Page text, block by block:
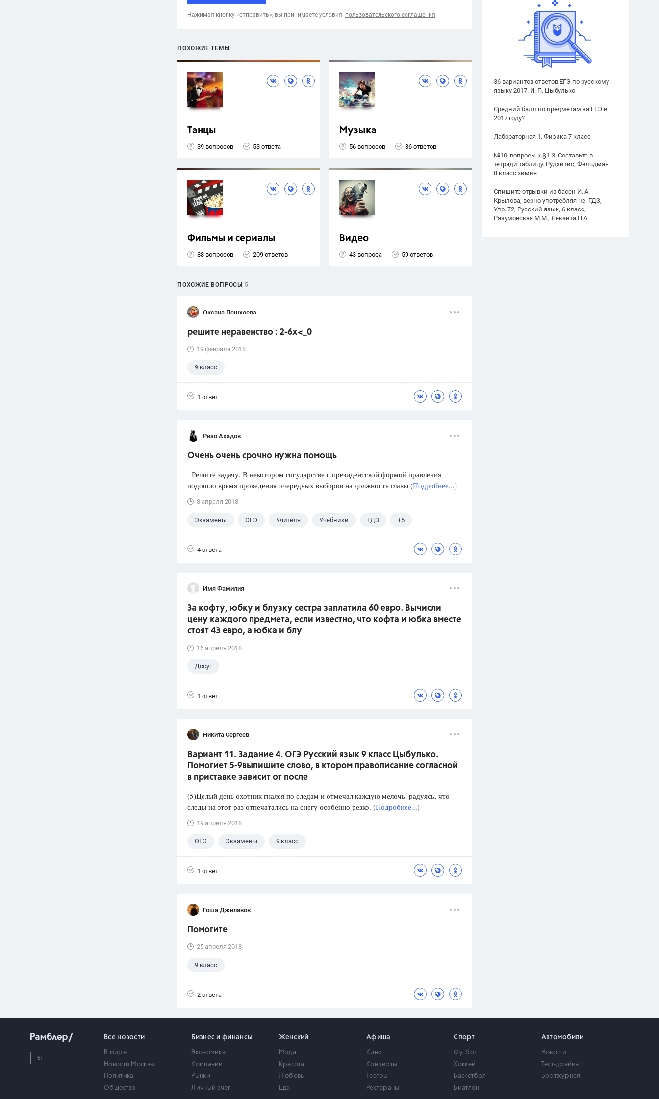
36 вариантов ответов ЕГЭ по русскому
языку 2017. И. П. Цыбулько
Средний балл по предметам за ЕГЭ в
2017 году?
Лабораторная 1. Физика 7 класс
№10. вопросы к §1-3. Составьте в
тетради таблицу. Рудзитис, Фельдман
8 класс химия
Спишите отрывки из басен И. А.
Крылова, верно употребляя не. ГДЗ,
Упр. 72, Русский язык, 6 класс,
Разумовская М.М., Леканта П.А.
Нажимая кнопку «отправить», вы принимаете условия пользовательского соглашения
ПОХОЖИЕ ТЕМЫ
Танцы
39 вопросов 53 ответа
Музыка
56 вопросов 86 ответов
Фильмы и сериалы
88 вопросов 209 ответов
Видео
43 вопроса 59 ответов
ПОХОЖИЕ ВОПРОСЫ 5
Оксана Пешхоева
решите неравенство : 2-6х<_0
19 февраля 2018
9 класс
1 ответ
Ризо Ахадов
Очень очень срочно нужна помощь
Решите задачу. В некотором государстве с президентской формой правления
подошло время проведения очередных выборов на должность главы (Подробнее...)
8 апреля 2018
Экзамены ОГЭ Учителя Учебники ГДЗ +5
4 ответа
Имя Фамилия
За кофту, юбку и блузку сестра заплатила 60 евро. Вычисли
цену каждого предмета, если известно, что кофта и юбка вместе
стоят 43 евро, а юбка и блу
16 апреля 2018
Досуг
1 ответ
Никита Сергеев
Вариант 11. Задание 4. ОГЭ Русский язык 9 класс Цыбулько.
Помогиет 5-9выпишите слово, в ктором правописание согласной
в приставке зависит от после
(5)Целый день охотник гнался по следам и отмечал каждую мелочь, радуясь, что
следы на этот раз отпечатались на снегу особенно резко. (Подробнее...)
19 апреля 2018
ОГЭ Экзамены 9 класс
1 ответ
Гоша Джилавов
Помогите
25 апреля 2018
9 класс
2 ответа
6+
Все новости
В мире
Новости Москвы
Политика
Общество
Бизнес и финансы
Экономика
Компании
Рынки
Личный счет
Женский
Мода
Красота
Любовь
Еда
Афиша
Кино
Концерты
Театры
Рестораны
Спорт
Футбол
Хоккей
Баскетбол
Биатлон
Автомобили
Новости
Тест-драйвы
Бортжурнал